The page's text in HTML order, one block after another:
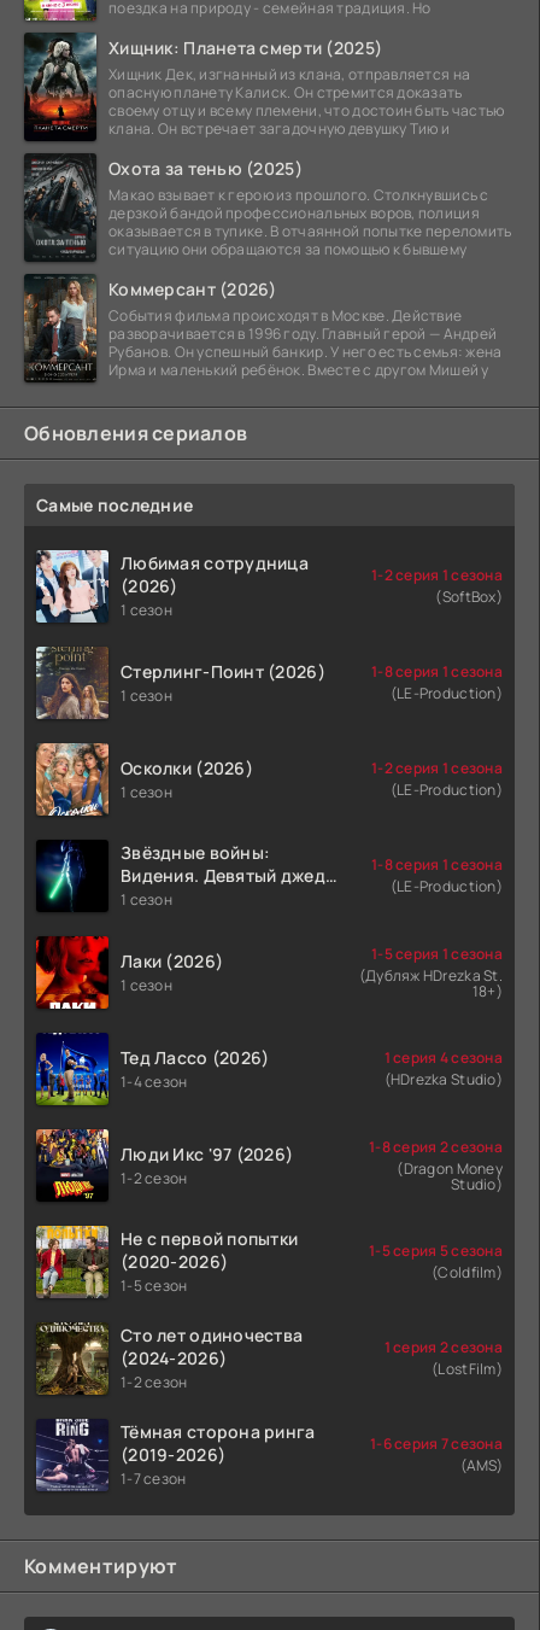
поездка на природу - семейная традиция. Но
Хищник: Планета смерти (2025)
Хищник Дек, изгнанный из клана, отправляется на
опасную планету Калиск. Он стремится доказать
своему отцу и всему племени, что достоин быть частью
клана. Он встречает загадочную девушку Тию и
Охота за тенью (2025)
Макао взывает к герою из прошлого. Столкнувшись с
дерзкой бандой профессиональных воров, полиция
оказывается в тупике. В отчаянной попытке переломить
ситуацию они обращаются за помощью к бывшему
Коммерсант (2026)
События фильма происходят в Москве. Действие
разворачивается в 1996 году. Главный герой — Андрей
Рубанов. Он успешный банкир. У него есть семья: жена
Ирма и маленький ребёнок. Вместе с другом Мишей у
Обновления сериалов
Самые последние
Любимая сотрудница
(2026)
1 сезон
1-2 серия 1 сезона
(SoftBox)
Стерлинг-Поинт (2026)
1 сезон
1-8 серия 1 сезона
(LE-Production)
Осколки (2026)
1 сезон
1-2 серия 1 сезона
(LE-Production)
Звёздные войны:
Видения. Девятый джедай
(2026)
1 сезон
1-8 серия 1 сезона
(LE-Production)
Лаки (2026)
1 сезон
1-5 серия 1 сезона
(Дубляж HDrezka St.
18+)
Тед Лассо (2026)
1-4 сезон
1 серия 4 сезона
(HDrezka Studio)
Люди Икс '97 (2026)
1-2 сезон
1-8 серия 2 сезона
(Dragon Money
Studio)
Не с первой попытки
(2020-2026)
1-5 сезон
1-5 серия 5 сезона
(Coldfilm)
Сто лет одиночества
(2024-2026)
1-2 сезон
1 серия 2 сезона
(LostFilm)
Тёмная сторона ринга
(2019-2026)
1-7 сезон
1-6 серия 7 сезона
(AMS)
Комментируют